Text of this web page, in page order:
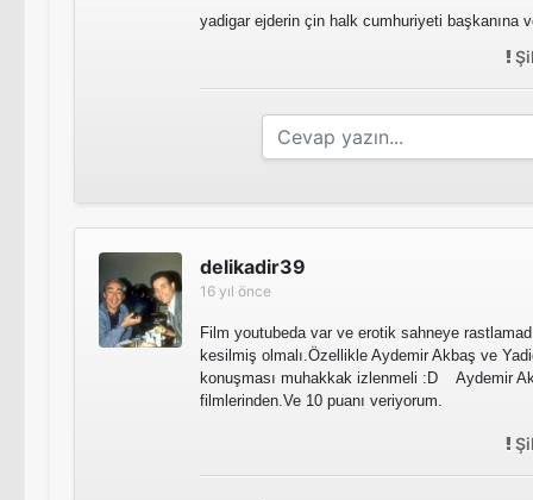
yadigar ejderin çin halk cumhuriyeti başkanına
delikadir39
16 yıl önce
Film youtubeda var ve erotik sahneye
kesilmiş olmalı.Özellikle Aydemir Akbaş ve
konuşması muhakkak izlenmeli :D Aydemir
filmlerinden.Ve 10 puanı veriyorum.